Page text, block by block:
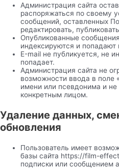
Администрация сайта
распоряжаться по своему
сообщений, оставленных
редактировать,
Опубликованные
индексируются и попадают
Е-mail не публикуется, не
попадает.
Администрация сайта не
возможности ввода в
имени или псевдонима и не
конкретным лицом.
Удаление данных,
обновления
Пользователь имеет
базы сайта https://film-
подписки или сообщением